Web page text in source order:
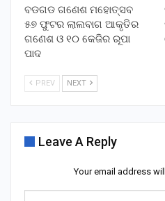
ବଡଗଡ ଗଣେଶ ମହୋତ୍ସବ
୫୭ ଫୁଟର ଲାଲବାଗ ଆକୃତିର
ଗଣେଶ ଓ ୧୦ କେଜିର ରୂପା
ପାଦ
PREV NEXT
Leave A Reply
Your email address